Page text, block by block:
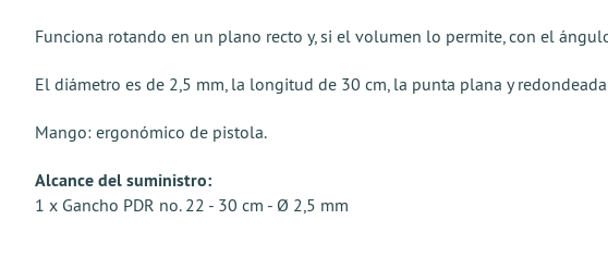
Funciona rotando en un plano recto y, si el volumen lo permite, con el
El diámetro es de 2,5 mm, la longitud de 30 cm, la punta plana y
Mango: ergonómico de pistola.
Alcance del suministro:
1 x Gancho PDR no. 22 - 30 cm - Ø 2,5 mm